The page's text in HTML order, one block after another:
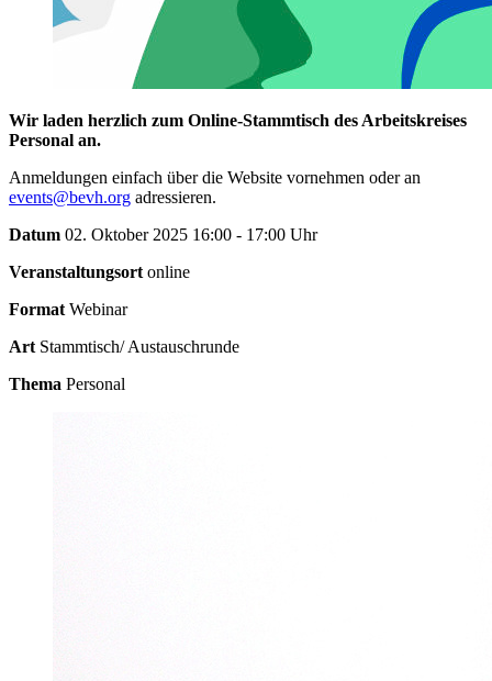
Wir laden herzlich zum Online-Stammtisch des Arbeitskreises
Personal an.
Anmeldungen einfach über die Website vornehmen oder an
events@bevh.org adressieren.
Datum 02. Oktober 2025 16:00 - 17:00 Uhr
Veranstaltungsort online
Format Webinar
Art Stammtisch/ Austauschrunde
Thema Personal